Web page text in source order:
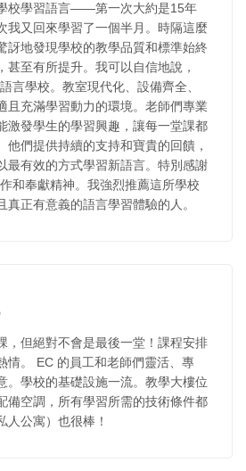
校學習語言——第一次大約是15年
我又回來學習了一個半月。時隔這麼
訝地發現學校的教學品質和標準始終
甚至有所提升。我可以自信地說，
言學校。教室現代化、設備齊全、
且充滿學習動力的環境。老師們專業
激發學生的學習興趣，讓每一堂課都
他們提供持續的支持和寶貴的回饋，
最有效的方式學習新語言。特別感謝
和奉獻精神。我強烈推薦這所學校
真正有意義的語言學習體驗的人。
，但絕對不會是最後一堂！課程安排
情。 EC 的員工和老師們靈活、專
。學校的基礎設施一流。教學大樓位
備空調，所有學習所需的技術條件都
人公寓）也很棒！